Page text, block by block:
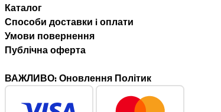
Каталог
Способи доставки i оплати
Умови повернення
Публічна оферта
ВАЖЛИВО: Оновлення Політик